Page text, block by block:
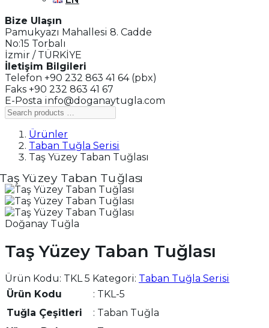
Bize Ulaşın
Pamukyazı Mahallesi 8. Cadde
No:15 Torbalı
İzmir / TÜRKİYE
İletişim Bilgileri
Telefon +90 232 863 41 64 (pbx)
Faks +90 232 863 41 67
E-Posta info@doganaytugla.com
Ürünler
Taban Tuğla Serisi
Taş Yüzey Taban Tuğlası
Doğanay Tuğla
Taş Yüzey Taban Tuğlası
Ürün Kodu: TKL 5 Kategori: Taban Tuğla Serisi
Ürün Kodu
: TKL-5
Tuğla Çeşitleri
: Taban Tuğla